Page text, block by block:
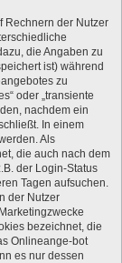
Rechnern der Nutzer
die Angaben zu
ist) während
zu
oder „transiente
nachdem ein
In einem
Als
die auch nach dem
der Login-Status
Tagen aufsuchen.
der Nutzer
bezeichnet, die
Onlineange-bot
es nur dessen